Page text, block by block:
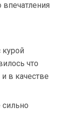
впечатления
курой
что
в качестве
сильно